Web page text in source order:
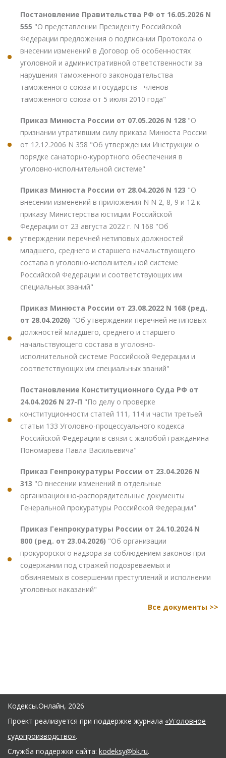
Постановление Правительства РФ от 16.05.2026 N
555 "О представлении Президенту Российской
Федерации предложения о подписании Протокола о
внесении изменений в Договор об особенностях
уголовной и административной ответственности за
нарушения таможенного законодательства
таможенного союза и государств - членов
таможенного союза от 5 июля 2010 года"
Приказ Минюста России от 07.05.2026 N 128 "О
признании утратившим силу приказа Минюста России
от 12.12.2006 N 358 "Об утверждении Инструкции о
порядке санаторно-курортного обеспечения в
уголовно-исполнительной системе"
Приказ Минюста России от 28.04.2026 N 123 "О
внесении изменений в приложения N N 2, 8, 9 и 12 к
приказу Министерства юстиции Российской
Федерации от 23 августа 2022 г. N 168 "Об
утверждении перечней нетиповых должностей
младшего, среднего и старшего начальствующего
состава в уголовно-исполнительной системе
Российской Федерации и соответствующих им
специальных званий"
Приказ Минюста России от 23.08.2022 N 168 (ред.
от 28.04.2026) "Об утверждении перечней нетиповых
должностей младшего, среднего и старшего
начальствующего состава в уголовно-
исполнительной системе Российской Федерации и
соответствующих им специальных званий"
Постановление Конституционного Суда РФ от
24.04.2026 N 27-П "По делу о проверке
конституционности статей 111, 114 и части третьей
статьи 133 Уголовно-процессуального кодекса
Российской Федерации в связи с жалобой гражданина
Пономарева Павла Васильевича"
Приказ Генпрокуратуры России от 23.04.2026 N
313 "О внесении изменений в отдельные
организационно-распорядительные документы
Генеральной прокуратуры Российской Федерации"
Приказ Генпрокуратуры России от 24.10.2024 N
800 (ред. от 23.04.2026) "Об организации
прокурорского надзора за соблюдением законов при
содержании под стражей подозреваемых и
обвиняемых в совершении преступлений и исполнении
уголовных наказаний"
Все документы >>
Кодексы.Онлайн, 2026
Проект реализуется при поддержке журнала «Уголовное
судопроизводство».
Служба поддержки сайта: kodeksy@bk.ru.